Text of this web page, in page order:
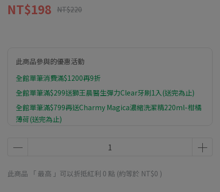
NT$198 NT$220
此商品參與的優惠活動
全館單筆消費滿$1200再9折
全館單筆滿$299送獅王晨醫生彈力Clear牙刷1入(送完為止)
全館單筆滿$799再送Charmy Magica濃縮洗潔精220ml-柑橘
薄荷(送完為止)
完為止)
此商品 「 最高 」可以折抵紅利 0 點 (約等於 NT$0 )